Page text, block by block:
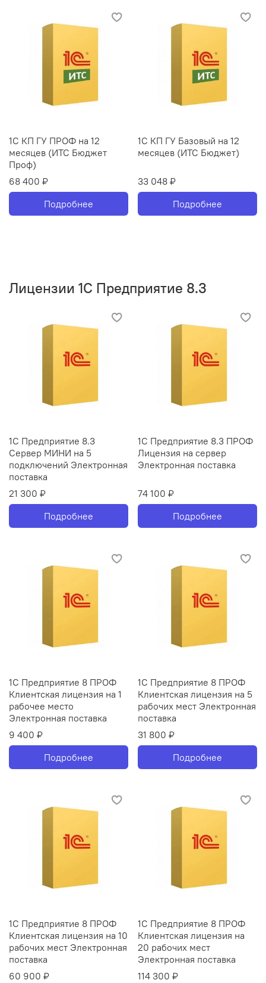
1С КП ГУ ПРОФ на 12
месяцев (ИТС Бюджет
Проф)
68 400 ₽
Подробнее
1С КП ГУ Базовый на 12
месяцев (ИТС Бюджет)
33 048 ₽
Подробнее
Лицензии 1С Предприятие 8.3
1С Предприятие 8.3
Сервер МИНИ на 5
подключений Электронная
поставка
21 300 ₽
Подробнее
1С Предприятие 8.3 ПРОФ
Лицензия на сервер
Электронная поставка
74 100 ₽
Подробнее
1С Предприятие 8 ПРОФ
Клиентская лицензия на 1
рабочее место
Электронная поставка
9 400 ₽
Подробнее
1С Предприятие 8 ПРОФ
Клиентская лицензия на 5
рабочих мест Электронная
поставка
31 800 ₽
Подробнее
1С Предприятие 8 ПРОФ
Клиентская лицензия на 10
рабочих мест Электронная
поставка
60 900 ₽
1С Предприятие 8 ПРОФ
Клиентская лицензия на
20 рабочих мест
Электронная поставка
114 300 ₽